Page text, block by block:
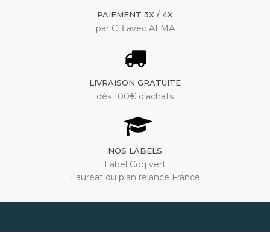
PAIEMENT 3X / 4X
par CB avec ALMA
LIVRAISON GRATUITE
dès 100€ d'achats
NOS LABELS
Label Coq vert
Lauréat du plan relance France